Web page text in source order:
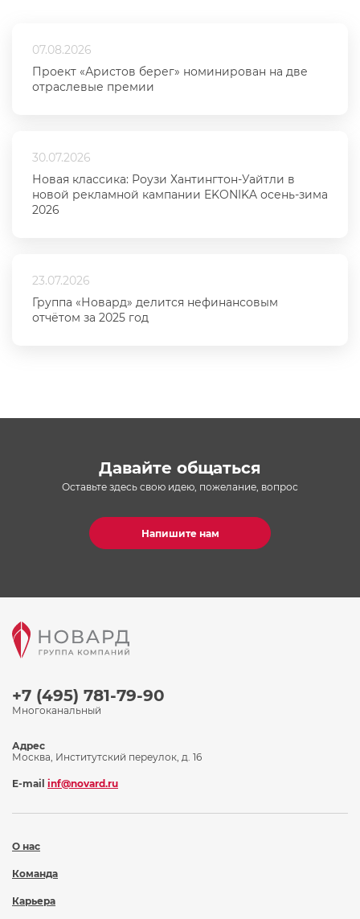
07.08.2026
Проект «Аристов берег» номинирован на две
отраслевые премии
30.07.2026
Новая классика: Роузи Хантингтон-Уайтли в
новой рекламной кампании EKONIKA осень-зима
2026
23.07.2026
Группа «Новард» делится нефинансовым
отчётом за 2025 год
Давайте общаться
Оставьте здесь свою идею, пожелание, вопрос
Напишите нам
+7 (495) 781-79-90
Многоканальный
О нас
Команда
Карьера
Адрес
Москва, Институтский переулок, д. 16
E-mail inf@novard.ru